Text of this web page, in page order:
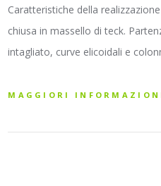
Caratteristiche della
chiusa in massello di teck.
intagliato, curve elicoidali e
MAGGIORI